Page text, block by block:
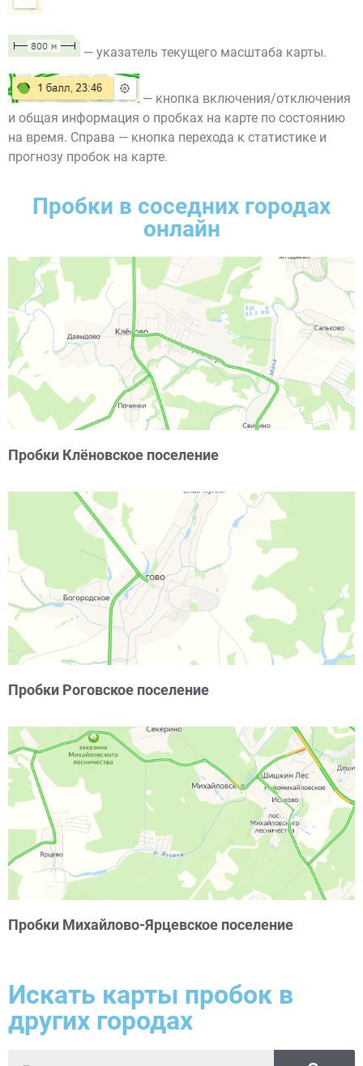
— указатель текущего масштаба карты.
— кнопка включения/отключения
и общая информация о пробках на карте по состоянию
на время. Справа — кнопка перехода к статистике и
прогнозу пробок на карте.
Пробки в соседних городах
онлайн
Пробки Клёновское поселение
Пробки Роговское поселение
Пробки Михайлово-Ярцевское поселение
Искать карты пробок в
других городах